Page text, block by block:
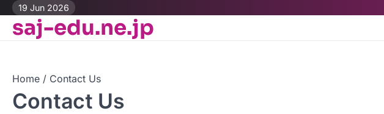
Skip
content
19 Jun 2026
saj-edu.ne.jp
Home Contact Us
Contact Us